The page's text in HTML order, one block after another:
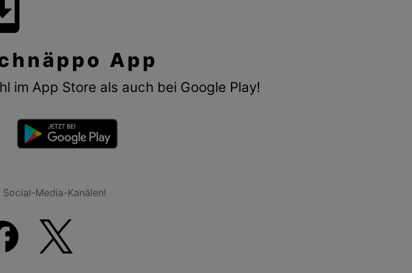
App
im App Store als auch bei Google Play!
Media-Kanälen!